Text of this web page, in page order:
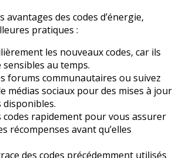
avantages des codes d’énergie,
pratiques :
les nouveaux codes, car ils
au temps.
forums communautaires ou suivez
médias sociaux pour des mises à jour
disponibles.
codes rapidement pour vous assurer
récompenses avant qu’elles
des codes précédemment utilisés